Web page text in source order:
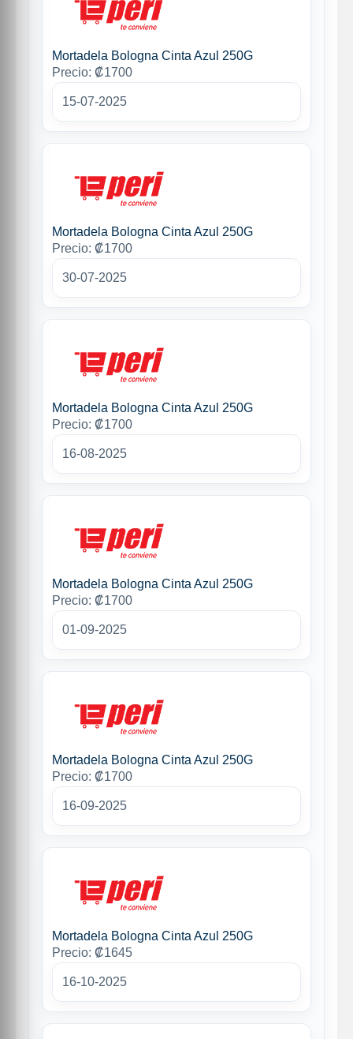
Mortadela Bologna Cinta Azul 250G
Precio: ₡1700
15-07-2025
Mortadela Bologna Cinta Azul 250G
Precio: ₡1700
30-07-2025
Mortadela Bologna Cinta Azul 250G
Precio: ₡1700
16-08-2025
Mortadela Bologna Cinta Azul 250G
Precio: ₡1700
01-09-2025
Mortadela Bologna Cinta Azul 250G
Precio: ₡1700
16-09-2025
Mortadela Bologna Cinta Azul 250G
Precio: ₡1645
16-10-2025